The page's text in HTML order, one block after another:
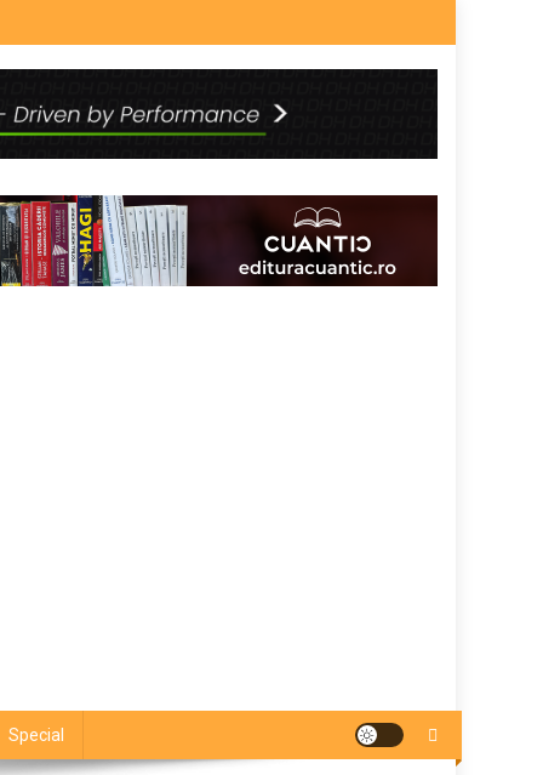
Special